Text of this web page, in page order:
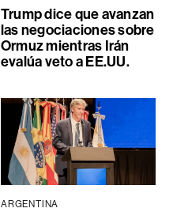
Trump dice que avanzan
las negociaciones sobre
Ormuz mientras Irán
evalúa veto a EE.UU.
ARGENTINA